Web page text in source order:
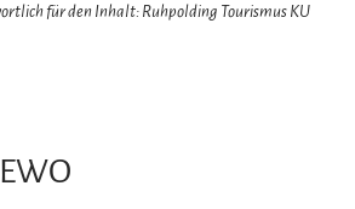
dem Auto oder mit dem Skibus.
Partnerbetrieb der Chiemgau
für den Inhalt: Ruhpolding Tourismus KU